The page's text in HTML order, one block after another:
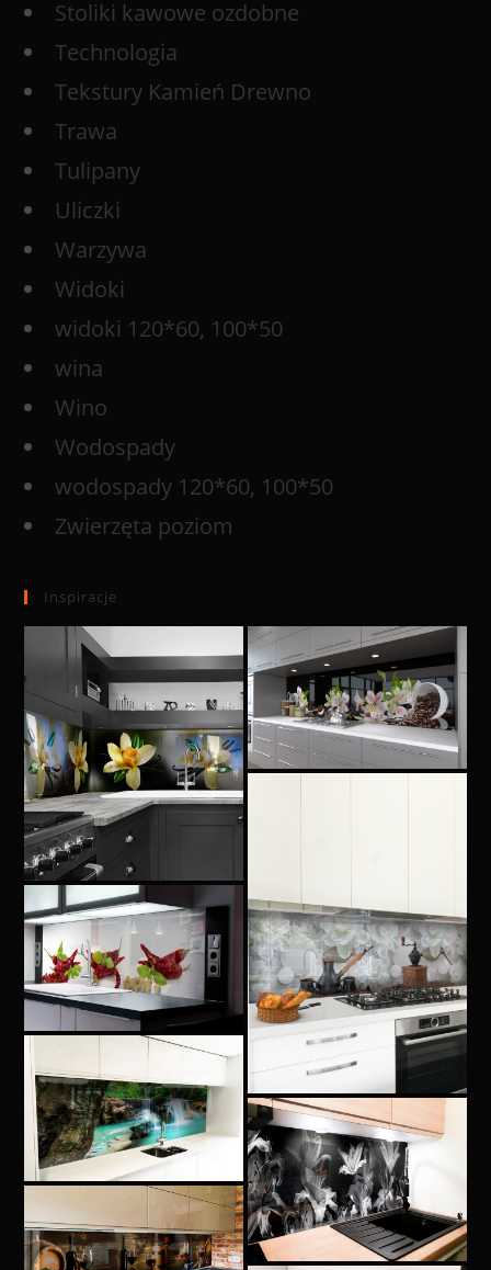
Stoliki kawowe ozdobne
Technologia
Tekstury Kamień Drewno
Trawa
Tulipany
Uliczki
Warzywa
Widoki
widoki 120*60, 100*50
wina
Wino
Wodospady
wodospady 120*60, 100*50
Zwierzęta poziom
Inspiracje